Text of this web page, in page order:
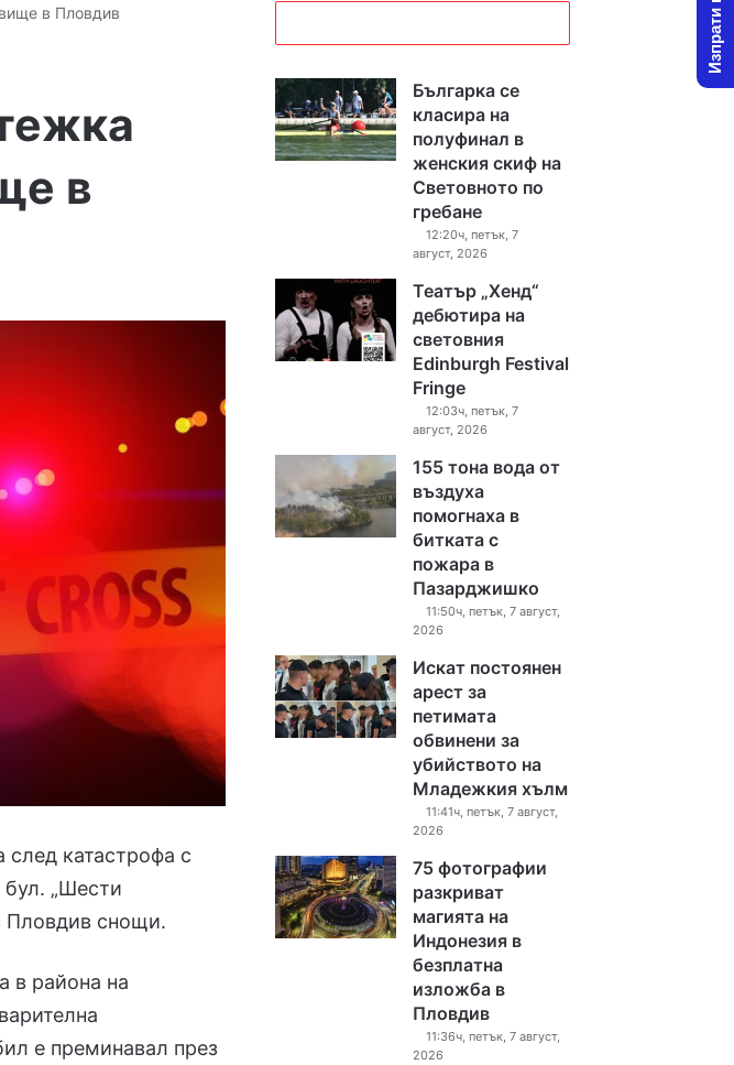
в Пловдив
в
катастрофа с
„Шести
Пловдив снощи.
в района на
е преминавал през
Българка се
класира на
полуфинал в
женския скиф на
Световното по
гребане
12:20ч, петък, 7
август, 2026
Театър „Хенд“
дебютира на
световния
Edinburgh Festival
Fringe
12:03ч, петък, 7
август, 2026
155 тона вода от
въздуха
помогнаха в
битката с
пожара в
Пазарджишко
11:50ч, петък, 7 август,
2026
Искат постоянен
арест за
петимата
обвинени за
убийството на
Младежкия хълм
11:41ч, петък, 7 август,
2026
75 фотографии
разкриват
магията на
Индонезия в
безплатна
изложба в
Пловдив
11:36ч, петък, 7 август,
2026